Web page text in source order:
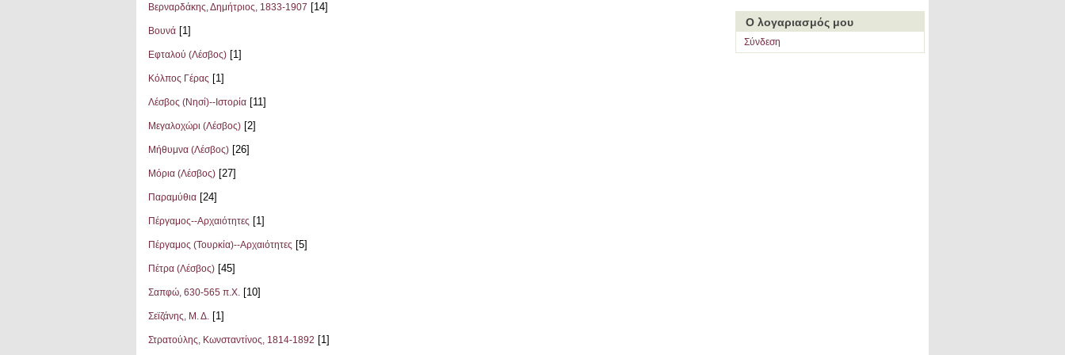
Βερναρδάκης, Δημήτριος, 1833-1907 [14]
Βουνά [1]
Εφταλού (Λέσβος) [1]
Κόλπος Γέρας [1]
Λέσβος (Νησί)--Ιστορία [11]
Μεγαλοχώρι (Λέσβος) [2]
Μήθυμνα (Λέσβος) [26]
Μόρια (Λέσβος) [27]
Παραμύθια [24]
Πέργαμος--Αρχαιότητες [1]
Πέργαμος (Τουρκία)--Αρχαιότητες [5]
Πέτρα (Λέσβος) [45]
Σαπφώ, 630-565 π.Χ. [10]
Σεϊζάνης, Μ. Δ. [1]
Στρατούλης, Κωνσταντίνος, 1814-1892 [1]
Ο λογαριασμός μου
Σύνδεση